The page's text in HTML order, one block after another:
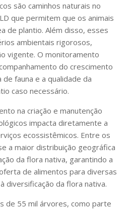
são caminhos naturais no
que permitem que os animais
de plantio. Além disso, esses
ambientais rigorosos,
vigente. O monitoramento
do crescimento
fauna e a qualidade da
caso necessário.
na criação e manutenção
impacta diretamente a
ecossistêmicos. Entre os
a maior distribuição geográfica
da flora nativa, garantindo a
de alimentos para diversas
diversificação da flora nativa.
de 55 mil árvores, como parte